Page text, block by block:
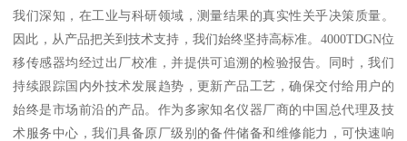
我们深知，在工业与科研领域，测量结果的真实性关乎决策质量。
因此，从产品把关到技术支持，我们始终坚持高标准。4000TDGN位
移传感器均经过出厂校准，并提供可追溯的检验报告。同时，我们
持续跟踪国内外技术发展趋势，更新产品工艺，确保交付给用户的
始终是市场前沿的产品。作为多家知名仪器厂商的中国总代理及技
术服务中心，我们具备原厂级别的备件储备和维修能力，可快速响